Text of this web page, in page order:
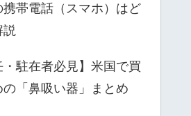
帯電話（スマホ）はど
説
・駐在者必見】米国で買
の「鼻吸い器」まとめ